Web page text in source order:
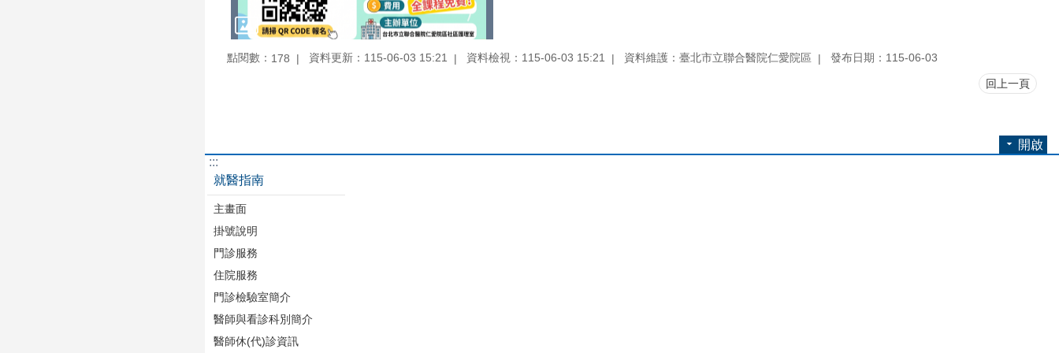
點閱數： 178 資料更新：115-06-03 15:21 資料檢視：115-06-03 15:21 資料維護：臺北市立聯合醫院仁愛院區 發布日期：115-06-03
回上一頁
開啟
:::
就醫指南
主畫面
掛號說明
門診服務
住院服務
門診檢驗室簡介
醫師與看診科別簡介
醫師休(代)診資訊